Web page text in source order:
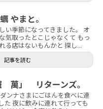
やまと。
い季節になってきました。 オ
気取ったとこじゃなくて もっ
る店はないもんかと 探し...
記事を読む
萬」 リターンズ。
ンナさまにごはんを食べに連
た 夜に飲みに連れて行っても